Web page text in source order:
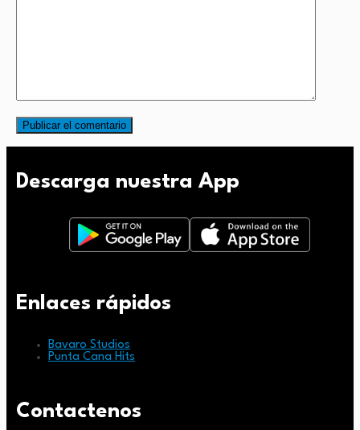
Descarga nuestra App
Enlaces rápidos
Bavaro Studios
Punta Cana Hits
Contactenos